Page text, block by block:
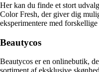
Her kan du finde et stort
Color Fresh, der giver dig
eksperimentere med
Beautycos
Beautycos er en onlinebutik,